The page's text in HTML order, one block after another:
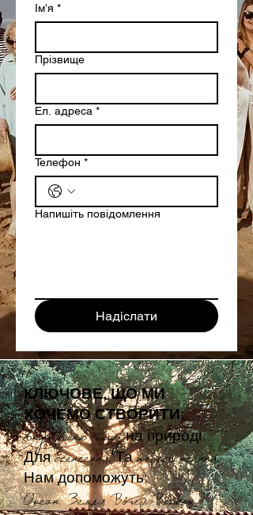
Ім’я *
Прізвище
Ел. адреса *
Телефон *
Напишіть повідомлення
Надіслати
КЛЮЧОВЕ, ЩО МИ
ХОЧЕМО СТВОРИТИ:
внутрiшню тишуна природі.
Дляосенсення. Тапереосенсення.
Нам допоможуть:
Океан. Земля. Вiтер. Вогонь.